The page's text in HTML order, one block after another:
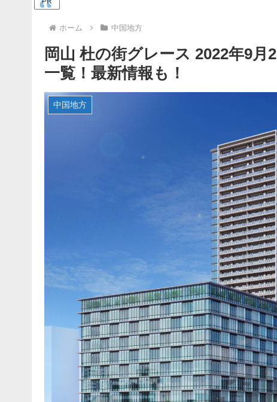
ホーム 中国地方
岡山 杜の街グレース 2022年9
一覧！最新情報も！
中国地方